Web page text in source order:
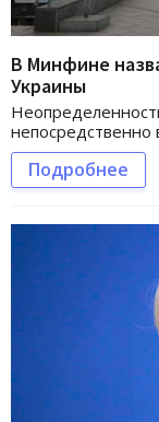
В Минфине
Украины
непосредственно
Подробнее